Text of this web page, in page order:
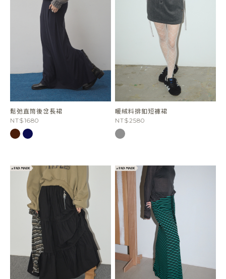
鬆弛直筒後岔長裙
NT$1680
暖絨料排釦短褲裙
NT$2580